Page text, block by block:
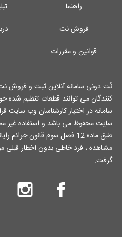
راهنما
فروش نت
قوانین و مقررات
نُت دونی سامانه آنلاین ثبت و فروش
کنندگان می توانند قطعات تنظیم
سامانه در اختیار کارشناسان وب
سایت محفوظ می باشد و استفاده غیر
طبق ماده 12 فصل سوم قانون
مشاهده ، فرد خاطی بدون اخطار قبلی
گرفت.